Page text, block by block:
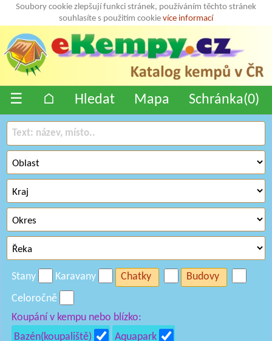
Soubory cookie zlepšují funkci stránek, používáním těchto stránek
souhlasíte s použitím cookie více informací
☰ ⌂ Hledat Mapa Schránka(0)
Stany Karavany Chatky
Budovy
Celoročně
Koupání v kempu nebo blízko:
Bazén(koupaliště)
Aquapark